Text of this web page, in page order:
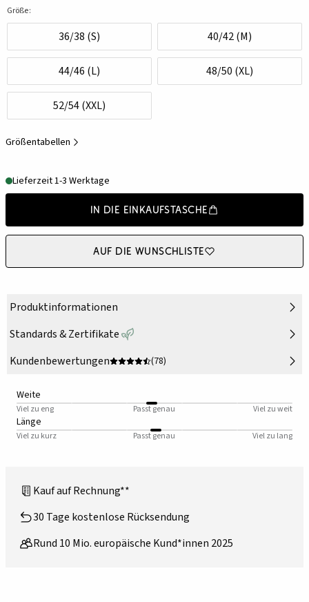
Größe:
36/38 (S) 40/42 (M)
44/46 (L) 48/50 (XL)
52/54 (XXL)
Größentabellen
Lieferzeit 1-3 Werktage
In die Einkaufstasche
Auf die Wunschliste
Produktinformationen
Standards & Zertifikate
Kundenbewertungen
(78)
Weite
Viel zu eng Passt genau Viel zu weit
Länge
Viel zu kurz Passt genau Viel zu lang
Kauf auf Rechnung**
30 Tage kostenlose Rücksendung
Rund 10 Mio. europäische Kund*innen 2025